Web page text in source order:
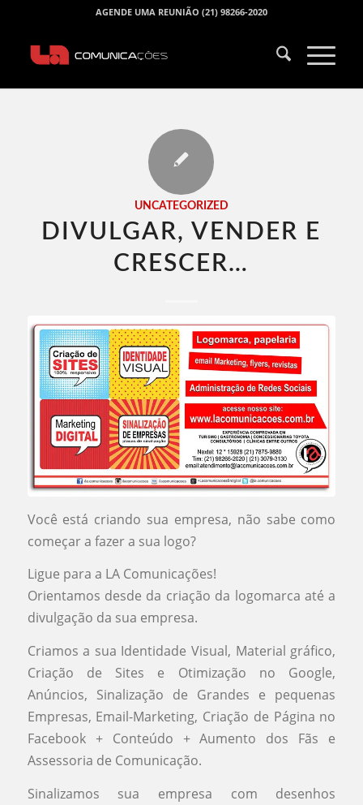
AGENDE UMA REUNIÃO (21) 98266-2020
UNCATEGORIZED
DIVULGAR, VENDER E
CRESCER…
Você está criando sua empresa, não sabe como
começar a fazer a sua logo?
Ligue para a LA Comunicações!
Orientamos desde da criação da logomarca até a
divulgação da sua empresa.
Criamos a sua Identidade Visual, Material gráfico,
Criação de Sites e Otimização no Google,
Anúncios, Sinalização de Grandes e pequenas
Empresas, Email-Marketing, Criação de Página no
Facebook + Conteúdo + Aumento dos Fãs e
Assessoria de Comunicação.
Sinalizamos sua empresa com desenhos